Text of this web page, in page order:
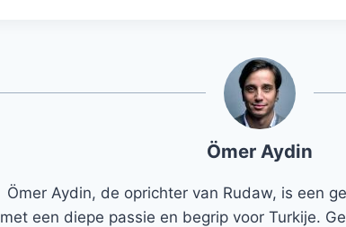
Ömer Aydin
Ömer Aydin, de oprichter van Rudaw, is een
met een diepe passie en begrip voor Turkije.